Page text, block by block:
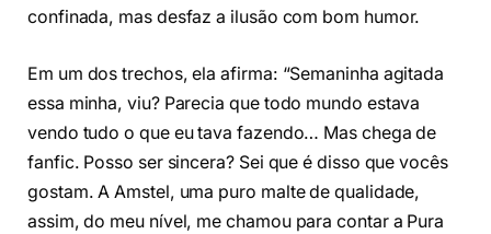
confinada, mas desfaz a ilusão com bom humor.
Em um dos trechos, ela afirma: “Semaninha agitada
essa minha, viu? Parecia que todo mundo estava
vendo tudo o que eu tava fazendo… Mas chega de
fanfic. Posso ser sincera? Sei que é disso que vocês
gostam. A Amstel, uma puro malte de qualidade,
assim, do meu nível, me chamou para contar a Pura